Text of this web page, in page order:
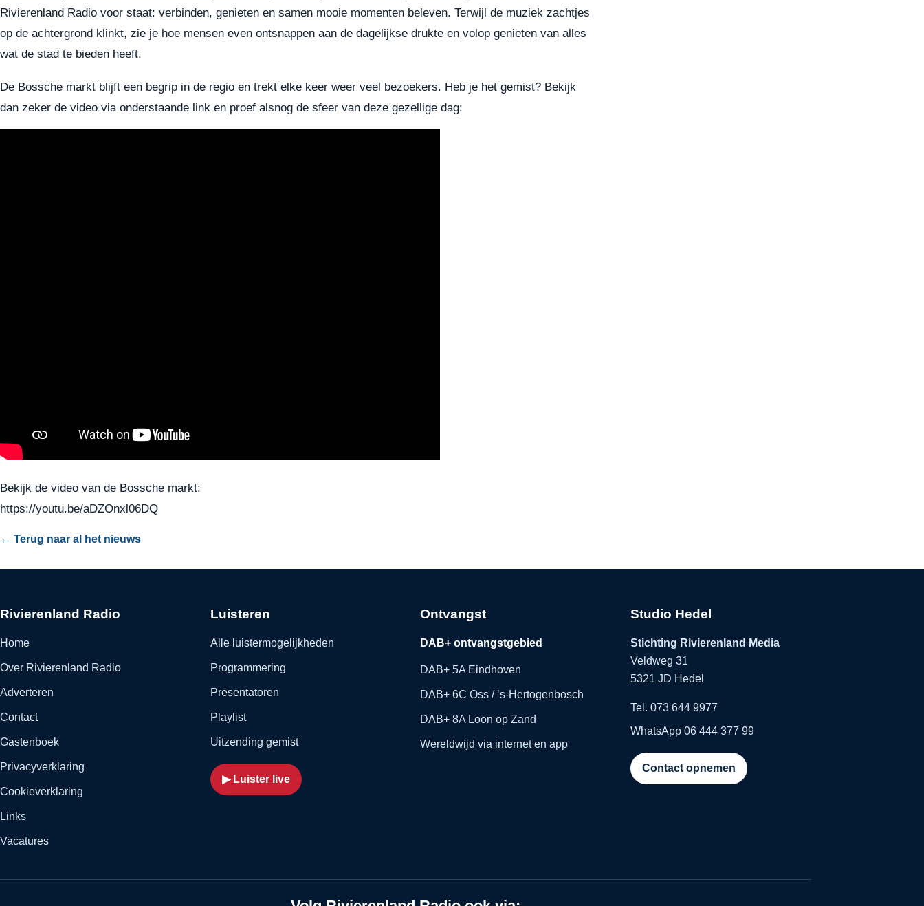
Rivierenland Radio voor staat: verbinden, genieten en samen mooie momenten beleven. Terwijl de muziek zachtjes
op de achtergrond klinkt, zie je hoe mensen even ontsnappen aan de dagelijkse drukte en volop genieten van alles
wat de stad te bieden heeft.
De Bossche markt blijft een begrip in de regio en trekt elke keer weer veel bezoekers. Heb je het gemist? Bekijk
dan zeker de video via onderstaande link en proef alsnog de sfeer van deze gezellige dag:
Bekijk de video van de Bossche markt:
https://youtu.be/aDZOnxl06DQ
← Terug naar al het nieuws
Rivierenland Radio
Home
Over Rivierenland Radio
Adverteren
Contact
Gastenboek
Privacyverklaring
Cookieverklaring
Links
Vacatures
Luisteren
Alle luistermogelijkheden
Programmering
Presentatoren
Playlist
Uitzending gemist
▶ Luister live
Ontvangst
DAB+ ontvangstgebied
DAB+ 5A Eindhoven
DAB+ 6C Oss / ’s-Hertogenbosch
DAB+ 8A Loon op Zand
Wereldwijd via internet en app
Studio Hedel
Stichting Rivierenland Media
Veldweg 31
5321 JD Hedel
Tel. 073 644 9977
WhatsApp 06 444 377 99
Contact opnemen